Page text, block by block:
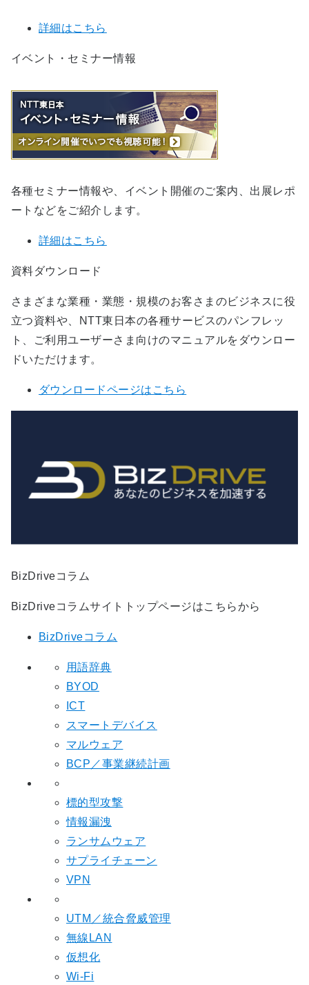
詳細はこちら
イベント・セミナー情報
各種セミナー情報や、イベント開催のご案内、出展レポ
ートなどをご紹介します。
詳細はこちら
資料ダウンロード
さまざまな業種・業態・規模のお客さまのビジネスに役
立つ資料や、NTT東日本の各種サービスのパンフレッ
ト、ご利用ユーザーさま向けのマニュアルをダウンロー
ドいただけます。
ダウンロードページはこちら
BizDriveコラム
BizDriveコラムサイトトップページはこちらから
BizDriveコラム
用語辞典
BYOD
ICT
スマートデバイス
マルウェア
BCP／事業継続計画
標的型攻撃
情報漏洩
ランサムウェア
サプライチェーン
VPN
UTM／統合脅威管理
無線LAN
仮想化
Wi-Fi